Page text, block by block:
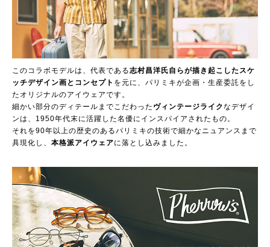
このコラボモデルは、代表である志村昌洋氏自らが描き起こしたスケ
ッチデザイン画とコンセプト を元に、パリミキが企画・生産委託をし
たオリジナルのアイウェアです。
細かい部分のディテールまでこだわった ヴィンテージライクなデザイ
ンは、1950年代末に活躍した名優にインスパイアされたもの。
それを90年以上の歴史のあるパリミキの技術で細かなニュアンスまで
具現化し、 本格派アイウェアに落とし込みました。